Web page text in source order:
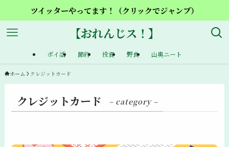
ツイッターやってます！（クリックでジャンプ）
【おれんじス！】
ポイ活 節約 投資 野食 山奥ニート
ホーム クレジットカード
クレジットカード – category –